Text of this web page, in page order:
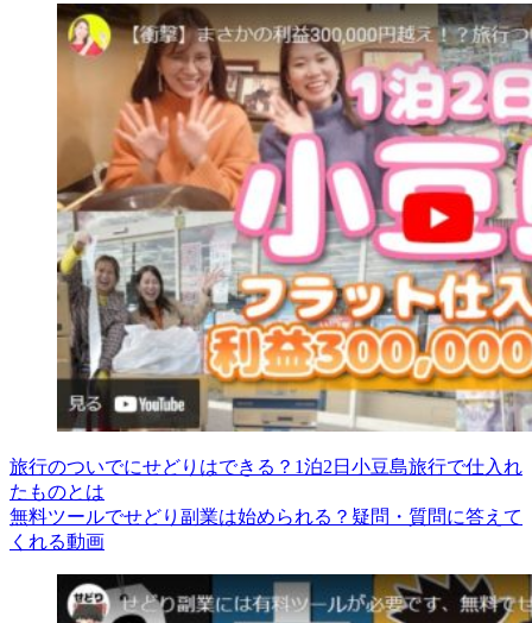
旅行のついでにせどりはできる？1泊2日小豆島旅行で仕入れ
たものとは
無料ツールでせどり副業は始められる？疑問・質問に答えて
くれる動画